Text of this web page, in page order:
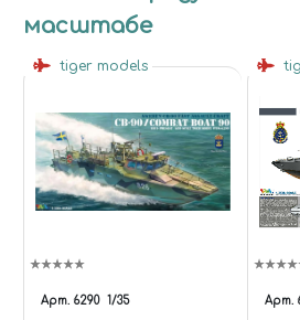
масштабе
tiger models
Арт. 6290 1/35 Арт.